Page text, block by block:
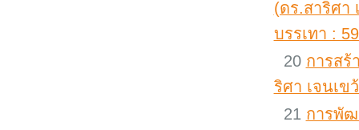
(ดร.สาริศา
บรรเทา :
20 การส
ริศา เจนเข
21 การพั